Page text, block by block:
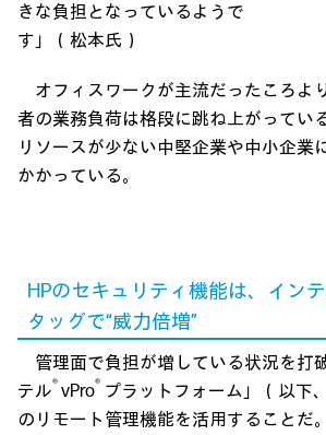
きな負担となっているようで
す」（松本氏）
オフィスワークが主流だったころよ
者の業務負荷は格段に跳ね上がってい
リソースが少ない中堅企業や中小企業
かかっている。
HPのセキュリティ機能は、イン
タッグで“威力倍増”
管理面で負担が増している状況を打
テル®vPro® プラットフォーム」（以下
のリモート管理機能を活用することだ。